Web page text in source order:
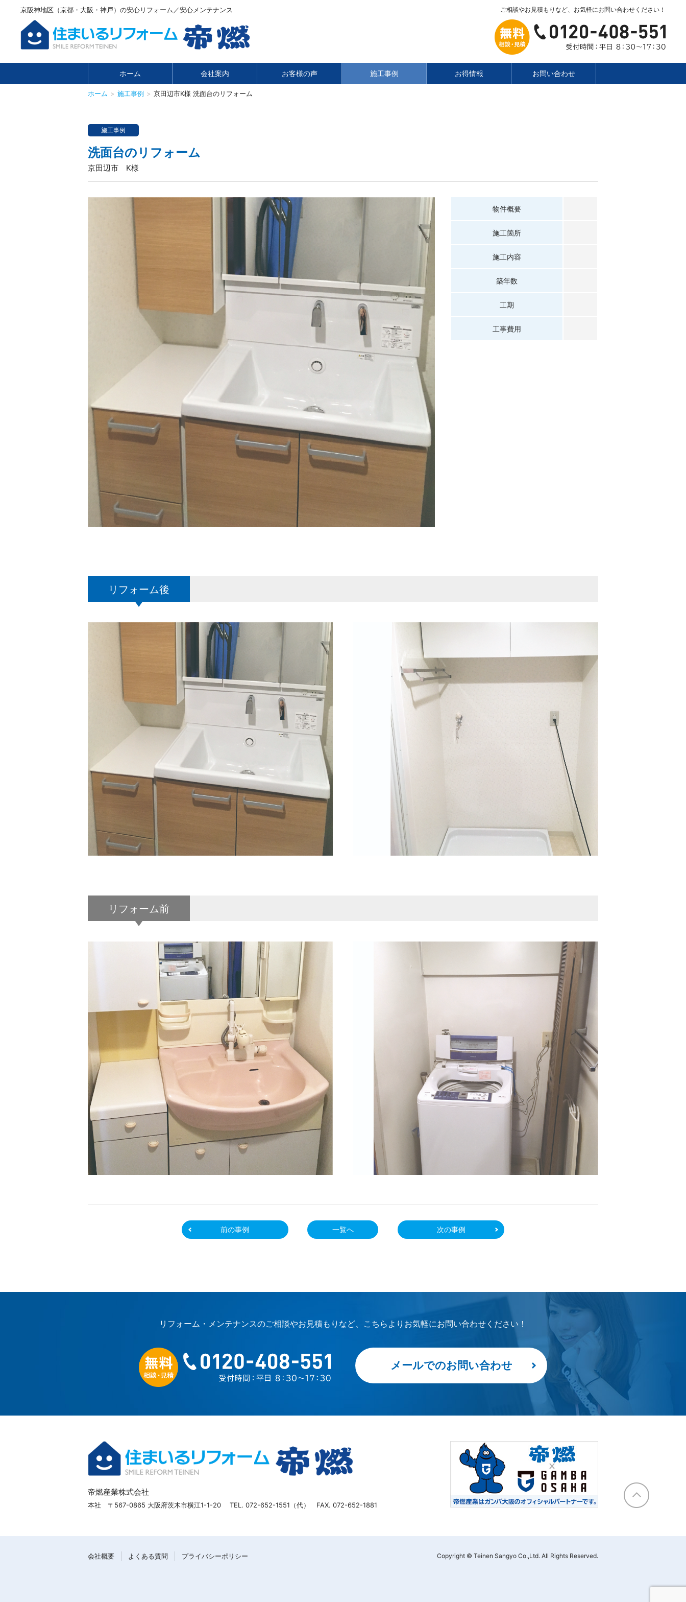
京阪神地区（京都・大阪・神戸）の安心リフォーム／安心メンテナンス ご相談やお見積もりなど、お気軽にお問い合わせください！
ホーム 会社案内 お客様の声 施工事例 お得情報 お問い合わせ
ホーム 施工事例 京田辺市K様 洗面台のリフォーム
施工事例
洗面台のリフォーム
京田辺市 K様
物件概要
施工箇所
施工内容
築年数
工期
工事費用
リフォーム後
リフォーム前
前の事例 一覧へ 次の事例
リフォーム・メンテナンスのご相談やお見積もりなど、こちらよりお気軽にお問い合わせください！
メールでのお問い合わせ
帝燃産業株式会社
本社 〒567-0865 大阪府茨木市横江1-1-20 TEL. 072-652-1551（代） FAX. 072-652-1881
Copyright © Teinen Sangyo Co.,Ltd. All Rights Reserved.
会社概要 よくある質問 プライバシーポリシー